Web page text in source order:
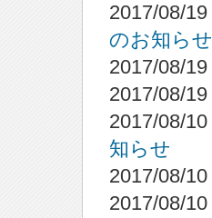
2017/08/19
のお知らせ
2017/08/19
2017/08/19
2017/08/10
知らせ
2017/08/10
2017/08/10